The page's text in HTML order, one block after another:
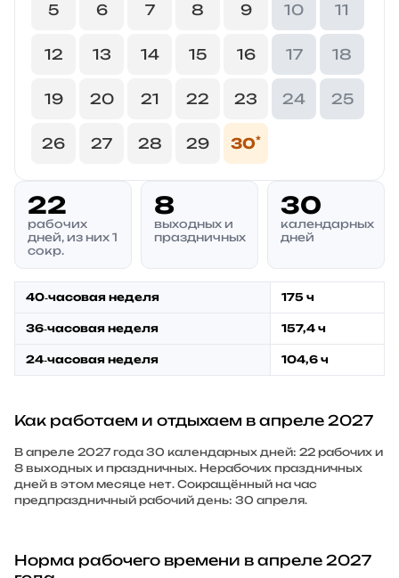
5 6 7 8 9 10 11
12 13 14 15 16 17 18
19 20 21 22 23 24 25
26 27 28 29 30*
22
рабочих
дней, из них 1
сокр.
8
выходных и
праздничных
30
календарных
дней
40‑часовая неделя 175 ч
36‑часовая неделя 157,4 ч
24‑часовая неделя 104,6 ч
Как работаем и отдыхаем в апреле 2027
В апреле 2027 года 30 календарных дней: 22 рабочих и
8 выходных и праздничных. Нерабочих праздничных
дней в этом месяце нет. Сокращённый на час
предпраздничный рабочий день: 30 апреля.
Норма рабочего времени в апреле 2027